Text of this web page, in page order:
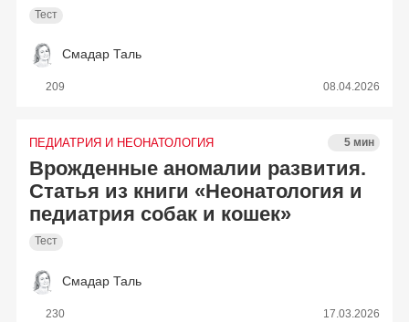
Тест
Смадар Таль
209 08.04.2026
ПЕДИАТРИЯ И НЕОНАТОЛОГИЯ 5 мин
Врожденные аномалии развития.
Статья из книги «Неонатология и
педиатрия собак и кошек»
Тест
Смадар Таль
230 17.03.2026